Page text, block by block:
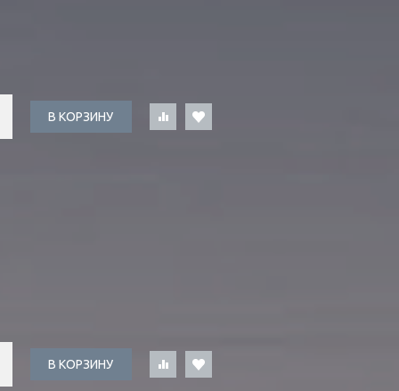
В КОРЗИНУ
В КОРЗИНУ